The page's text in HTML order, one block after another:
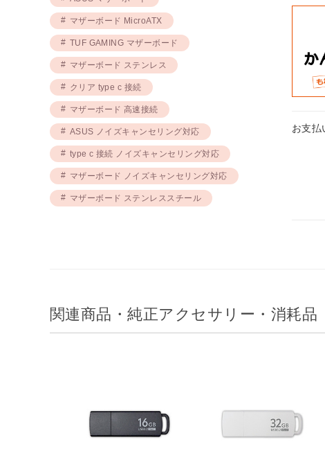
お支払
マザーボード MicroATX
TUF GAMING マザーボード
マザーボード ステンレス
クリア type c 接続
マザーボード 高速接続
ASUS ノイズキャンセリング対応
type c 接続 ノイズキャンセリング対応
マザーボード ノイズキャンセリング対応
マザーボード ステンレススチール
関連商品・純正アクセサリー・消耗品